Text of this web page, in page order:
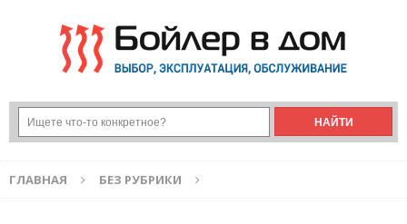
ГЛАВНАЯ БЕЗ РУБРИКИ